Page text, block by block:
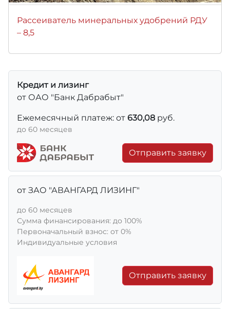
Рассеиватель минеральных удобрений РДУ
– 8,5
Кредит и лизинг
от ОАО "Банк Дабрабыт"
Ежемесячный платеж: от 630,08 руб.
до 60 месяцев
Отправить заявку
от ЗАО "АВАНГАРД ЛИЗИНГ"
до 60 месяцев
Сумма финансирования: до 100%
Первоначальный взнос: от 0%
Индивидуальные условия
Отправить заявку